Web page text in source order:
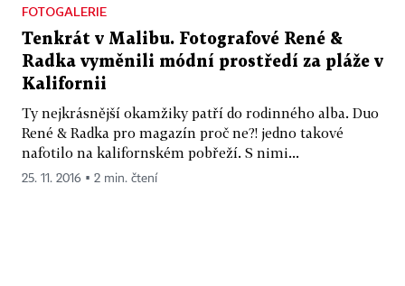
FOTOGALERIE
Tenkrát v Malibu. Fotografové René &
Radka vyměnili módní prostředí za pláže v
Kalifornii
Ty nejkrásnější okamžiky patří do rodinného alba. Duo
René & Radka pro magazín proč ne?! jedno takové
nafotilo na kalifornském pobřeží. S nimi...
25. 11. 2016 ▪ 2 min. čtení